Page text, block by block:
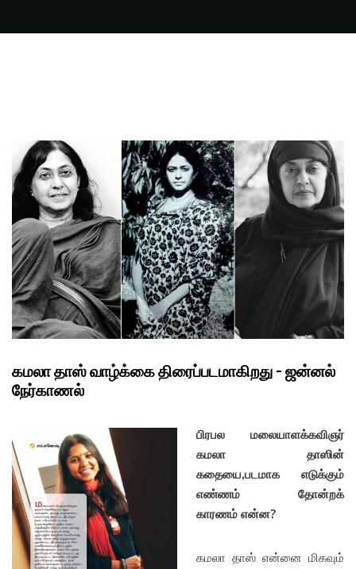
FILMS
கமலா தாஸ் வாழ்க்கை திரைப்படமாகிறது – ஜன்னல்
நேர்காணல்
பிரபல மலையாளக்கவிஞர்
கமலா தாஸின்
கதையை,படமாக எடுக்கும்
எண்ணம் தோன்றக்
காரணம் என்ன?
கமலா தாஸ் என்னை மிகவும்